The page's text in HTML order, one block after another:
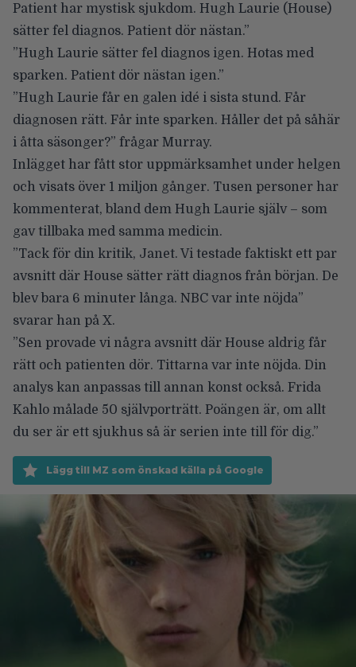
Patient har mystisk sjukdom. Hugh Laurie (House)
sätter fel diagnos. Patient dör nästan.”
”Hugh Laurie sätter fel diagnos igen. Hotas med
sparken. Patient dör nästan igen.”
”Hugh Laurie får en galen idé i sista stund. Får
diagnosen rätt. Får inte sparken. Håller det på såhär
i åtta säsonger?” frågar Murray.
Inlägget har fått stor uppmärksamhet under helgen
och visats över 1 miljon gånger. Tusen personer har
kommenterat, bland dem Hugh Laurie själv – som
gav tillbaka med samma medicin.
”Tack för din kritik, Janet. Vi testade faktiskt ett par
avsnitt där House sätter rätt diagnos från början. De
blev bara 6 minuter långa. NBC var inte nöjda”
svarar han på X.
”Sen provade vi några avsnitt där House aldrig får
rätt och patienten dör. Tittarna var inte nöjda. Din
analys kan anpassas till annan konst också. Frida
Kahlo målade 50 självporträtt. Poängen är, om allt
du ser är ett sjukhus så är serien inte till för dig.”
Lägg till MZ som önskad källa på Google